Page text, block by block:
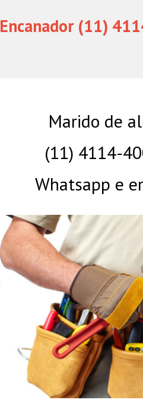
Encanador (11)
Marido de
(11) 4114-
Whatsapp e